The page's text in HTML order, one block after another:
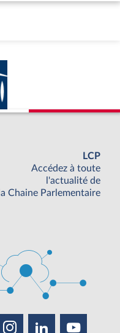
LCP
Accédez à toute
l'actualité de
la Chaine Parlementaire